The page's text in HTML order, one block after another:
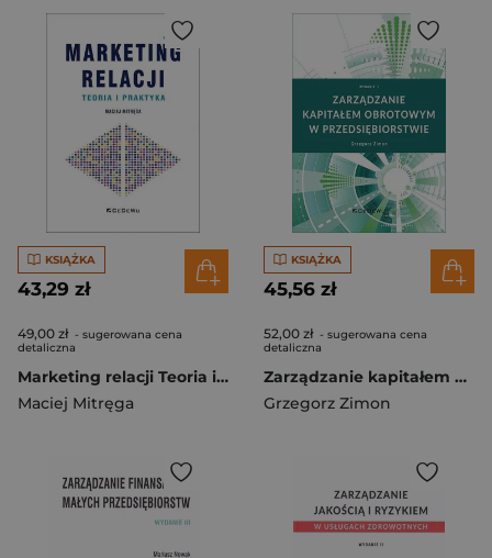
KSIĄŻKA
43,29 zł
49,00 zł - sugerowana cena
detaliczna
Marketing relacji Teoria i praktyka
Maciej Mitręga
KSIĄŻKA
45,56 zł
52,00 zł - sugerowana cena
detaliczna
Zarządzanie kapitałem obrotowym w przedsiębiorstwie
Grzegorz Zimon